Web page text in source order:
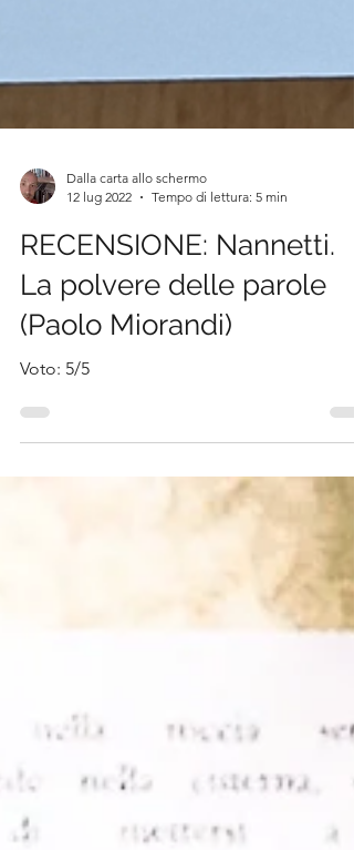
12 lug 2022
Tempo di lettura: 5 min
RECENSIONE: Nannetti.
La polvere delle parole
(Paolo Miorandi)
Voto: 5/5